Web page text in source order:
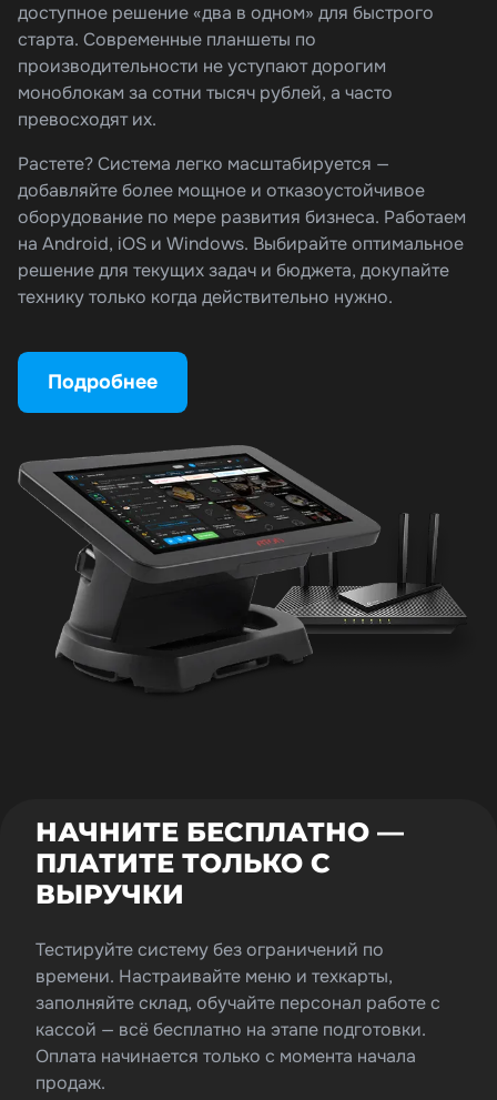
доступное решение «два в одном» для быстрого
старта. Современные планшеты по
производительности не уступают дорогим
моноблокам за сотни тысяч рублей, а часто
превосходят их.
Растете? Система легко масштабируется —
добавляйте более мощное и отказоустойчивое
оборудование по мере развития бизнеса. Работаем
на Android, iOS и Windows. Выбирайте оптимальное
решение для текущих задач и бюджета, докупайте
технику только когда действительно нужно.
Подробнее
НАЧНИТЕ БЕСПЛАТНО —
ПЛАТИТЕ ТОЛЬКО С
ВЫРУЧКИ
Тестируйте систему без ограничений по
времени. Настраивайте меню и техкарты,
заполняйте склад, обучайте персонал работе с
кассой — всё бесплатно на этапе подготовки.
Оплата начинается только с момента начала
продаж.